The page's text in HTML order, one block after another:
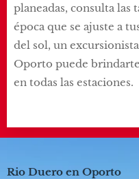
planeadas, consulta las
época que se ajuste a
del sol, un
Oporto puede
en todas las estaciones.
Rio Duero en Oporto